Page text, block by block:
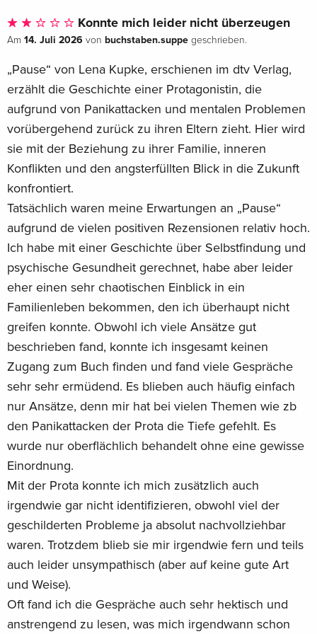
Debütroman erzählt Lena Kupke gnadenlos ehrlich und mit
viel Humor von den Momenten am Boden und von Liebe, die
»Das Buch ist von Lena Kupke! Was wollen Sie denn noch
mehr? « Till Reiners
Konnte mich leider nicht überzeugen
Am 14. Juli 2026 von buchstaben.suppe geschrieben.
„Pause“ von Lena Kupke, erschienen im dtv Verlag,
erzählt die Geschichte einer Protagonistin, die
aufgrund von Panikattacken und mentalen Problemen
vorübergehend zurück zu ihren Eltern zieht. Hier wird
sie mit der Beziehung zu ihrer Familie, inneren
Konflikten und den angsterfüllten Blick in die Zukunft
konfrontiert.
Tatsächlich waren meine Erwartungen an „Pause“
aufgrund de vielen positiven Rezensionen relativ hoch.
Ich habe mit einer Geschichte über Selbstfindung und
psychische Gesundheit gerechnet, habe aber leider
eher einen sehr chaotischen Einblick in ein
Familienleben bekommen, den ich überhaupt nicht
greifen konnte. Obwohl ich viele Ansätze gut
beschrieben fand, konnte ich insgesamt keinen
Zugang zum Buch finden und fand viele Gespräche
sehr sehr ermüdend. Es blieben auch häufig einfach
nur Ansätze, denn mir hat bei vielen Themen wie zb
den Panikattacken der Prota die Tiefe gefehlt. Es
wurde nur oberflächlich behandelt ohne eine gewisse
Einordnung.
Mit der Prota konnte ich mich zusätzlich auch
irgendwie gar nicht identifizieren, obwohl viel der
geschilderten Probleme ja absolut nachvollziehbar
waren. Trotzdem blieb sie mir irgendwie fern und teils
auch leider unsympathisch (aber auf keine gute Art
und Weise).
Oft fand ich die Gespräche auch sehr hektisch und
anstrengend zu lesen, was mich irgendwann schon